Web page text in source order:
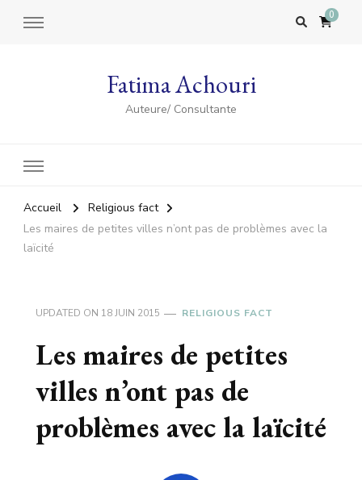
0
Fatima Achouri
Auteure/ Consultante
Accueil
Religious fact
Les maires de petites villes n’ont pas de problèmes avec la
laïcité
UPDATED ON 18 JUIN 2015 RELIGIOUS FACT
Les maires de petites
villes n’ont pas de
problèmes avec la laïcité